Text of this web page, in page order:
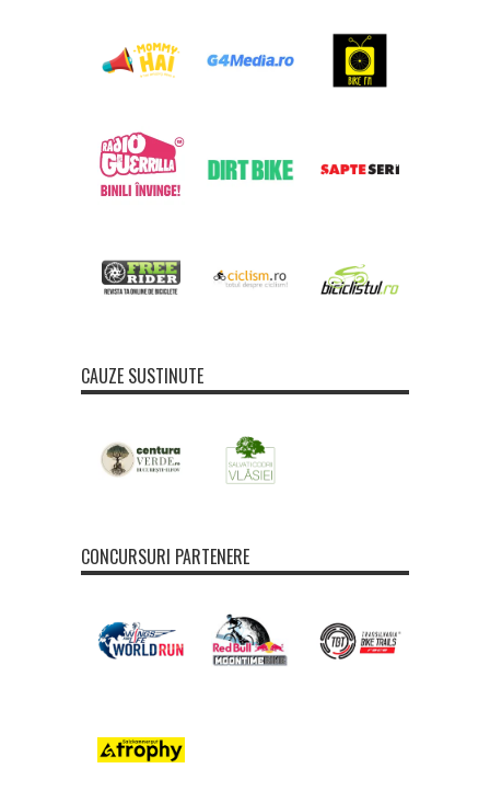
CAUZE SUSTINUTE
CONCURSURI PARTENERE